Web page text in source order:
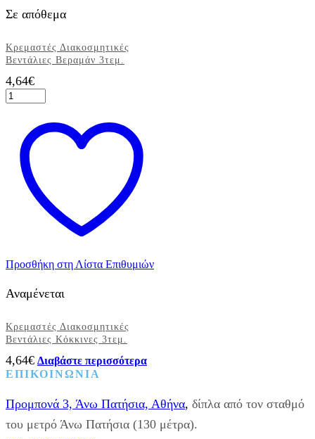
Σε απόθεμα
Κρεμαστές Διακοσμητικές
Βεντάλιες Βεραμάν 3τεμ.
4,64€
Κρεμαστές
Διακοσμητικές
Βεραμάν
3τεμ.
ποσότητα
Προσθήκη στη Λίστα Επιθυμιών
Αναμένεται
Κρεμαστές Διακοσμητικές
Βεντάλιες Κόκκινες 3τεμ.
4,64€ Διαβάστε περισσότερα
ΕΠΙΚΟΙΝΩΝΙΑ
Προμπονά 3, Άνω Πατήσια, Αθήνα, δίπλα από τον σταθμό
του μετρό Άνω Πατήσια (130 μέτρα).